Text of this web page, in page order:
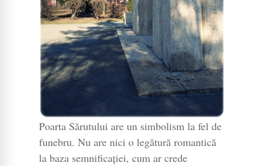
Poarta Sărutului are un simbolism la fel de
funebru. Nu are nici o legătură romantică
la baza semnificației, cum ar crede